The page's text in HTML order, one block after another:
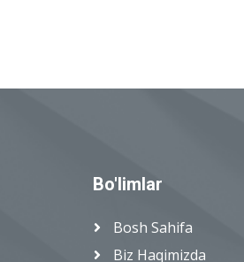
Bo'limlar
Bosh Sahifa
Biz Haqimizda